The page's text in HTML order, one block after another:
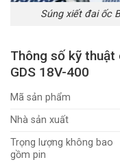
Súng xiết đai ốc
Thông số kỹ
GDS 18V-400
Mã sản phẩm
Nhà sản xuất
Trọng lượng không bao
gồm pin